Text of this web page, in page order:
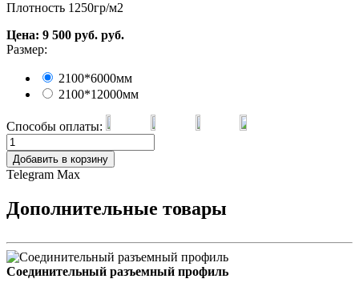
Плотность 1250гр/м2
Цена: 9 500 руб. руб.
Размер:
2100*6000мм
2100*12000мм
Способы оплаты:
Добавить в корзину
Telegram Max
Дополнительные товары
Соединительный разъемный профиль